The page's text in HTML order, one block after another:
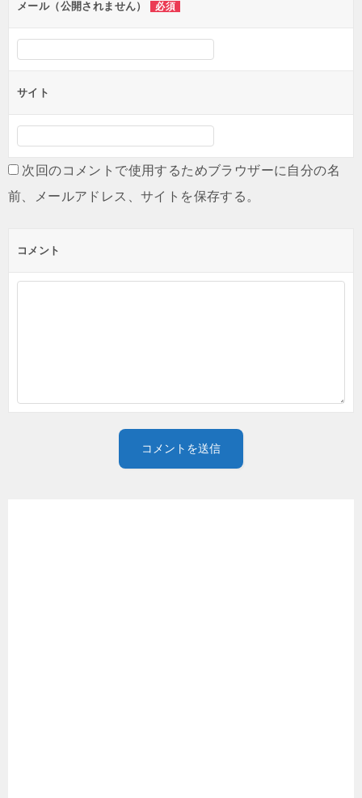
メール（公開されません） 必須
サイト
次回のコメントで使用するためブラウザーに自分の名
前、メールアドレス、サイトを保存する。
コメント